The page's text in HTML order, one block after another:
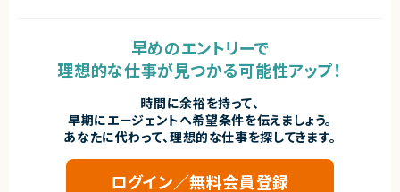
早めのエントリーで
理想的な仕事が見つかる可能性アップ！
時間に余裕を持って、
早期にエージェントへ希望条件を伝えましょう。
あなたに代わって、理想的な仕事を探してきます。
ログイン／無料会員登録